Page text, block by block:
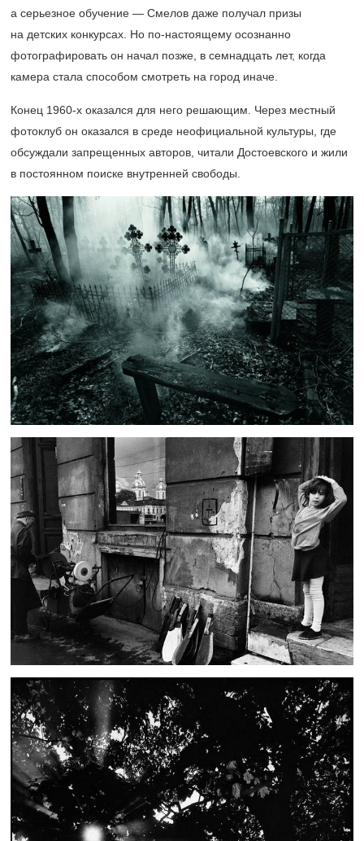
а серьезное обучение — Смелов даже получал призы
на детских конкурсах. Но по-настоящему осознанно
фотографировать он начал позже, в семнадцать лет, когда
камера стала способом смотреть на город иначе.
Конец 1960-х оказался для него решающим. Через местный
фотоклуб он оказался в среде неофициальной культуры, где
обсуждали запрещенных авторов, читали Достоевского и жили
в постоянном поиске внутренней свободы.